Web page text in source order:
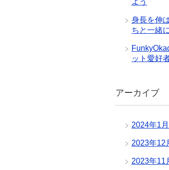
よう
身長を伸
ちと一緒
ット愛好
アーカイブ
2024年1月
2023年12
2023年11